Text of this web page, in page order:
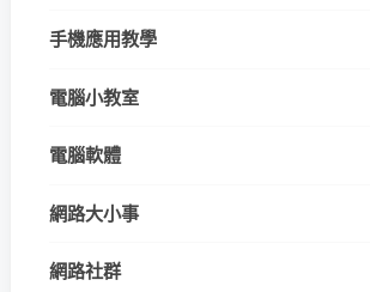
手機應用教學
電腦小教室
電腦軟體
網路大小事
網路社群